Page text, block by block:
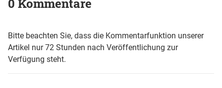
0 Kommentare
Bitte beachten Sie, dass die Kommentarfunktion unserer
Artikel nur 72 Stunden nach Veröffentlichung zur
Verfügung steht.